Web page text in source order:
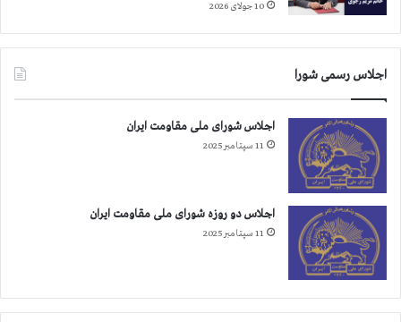
ن
ش
ع
ا
ه
ا
م
10 جولای 2026
اجلاس رسمی شورا
اجلاس شورای ملی مقاومت ایران
11 سپتامبر 2025
اجلاس دو روزه شورای ملی مقاومت ایران
11 سپتامبر 2025